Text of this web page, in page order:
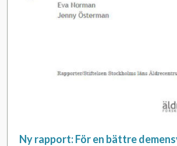
Nyhetsbrev
Ny rapport: För en bättre